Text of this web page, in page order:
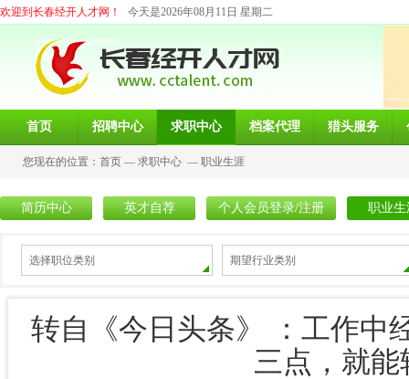
欢迎到长春经开人才网！ 今天是2026年08月11日 星期二
首页 招聘中心 求职中心 档案代理 猎头服务
您现在的位置： 首页 — 求职中心 — 职业生涯
简历中心 英才自荐 个人会员登录/注册 职业生
选择职位类别 期望行业类别
转自《今日头条》 ：工作中
三点，就能